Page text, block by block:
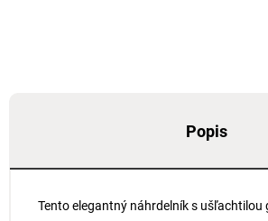
Popis
Tento elegantný náhrdelník s